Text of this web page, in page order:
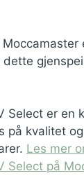
Moccamaster
Select er en
på kvalitet
Les mer
Select på